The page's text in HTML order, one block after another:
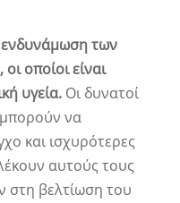
ενδυνάμωση των
οποίοι είναι
υγεία. Οι δυνατοί
να
και ισχυρότερες
αυτούς τους
βελτίωση του